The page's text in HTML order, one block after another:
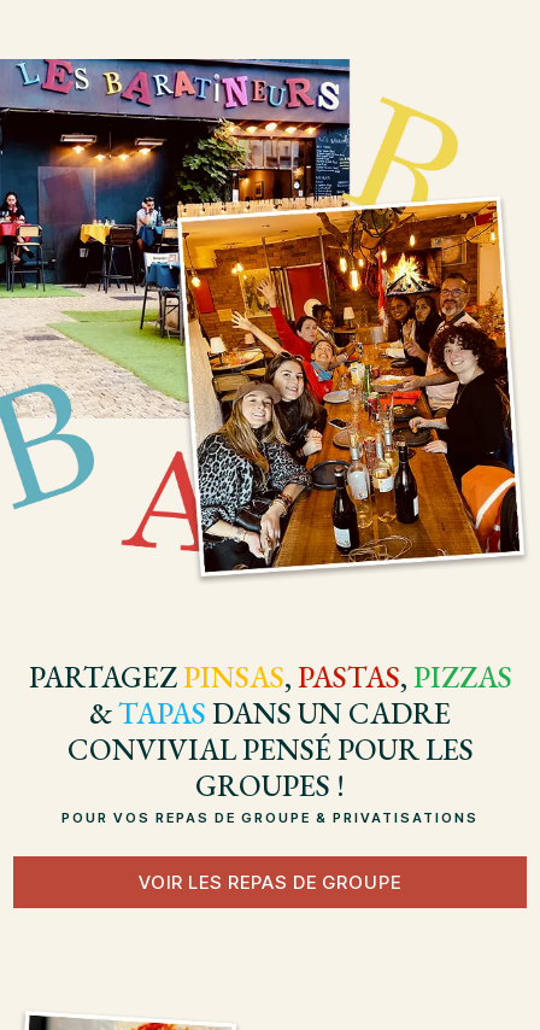
PARTAGEZPINSAS,PASTAS,PIZZAS
&TAPASDANS UN CADRE
CONVIVIAL PENSÉ POUR LES
GROUPES !
POUR VOS REPAS DE GROUPE & PRIVATISATIONS
VOIR LES REPAS DE GROUPE